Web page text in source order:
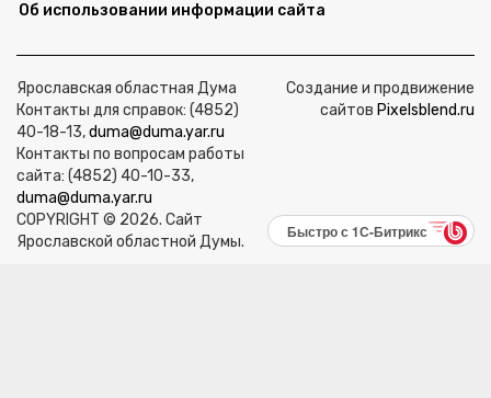
Об использовании информации сайта
Ярославская областная Дума
Контакты для справок: (4852)
40-18-13,duma@duma.yar.ru
Контакты по вопросам работы
сайта: (4852) 40-10-33,
duma@duma.yar.ru
COPYRIGHT © 2026. Сайт
Ярославской областной Думы.
Создание и продвижение
сайтов Pixelsblend.ru
Быстро с 1С-Битрикс